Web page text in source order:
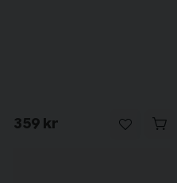
359 kr